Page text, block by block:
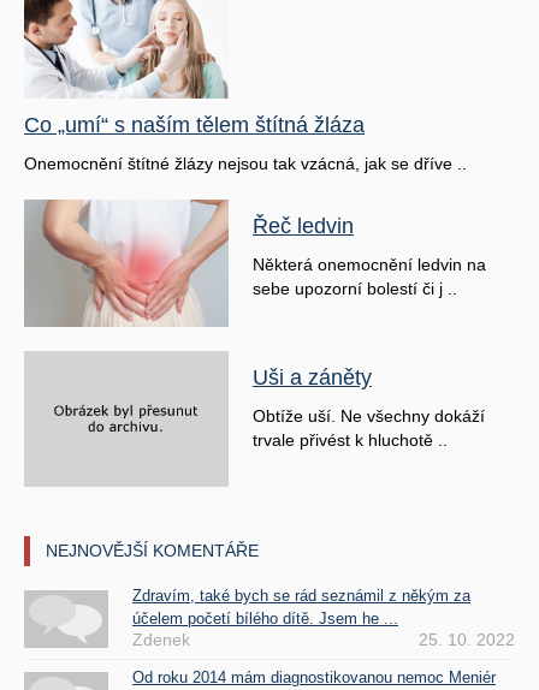
Co „umí“ s naším tělem štítná žláza
Onemocnění štítné žlázy nejsou tak vzácná, jak se dříve ..
Řeč ledvin
Některá onemocnění ledvin na
sebe upozorní bolestí či j ..
Uši a záněty
Obtíže uší. Ne všechny dokáží
trvale přivést k hluchotě ..
NEJNOVĚJŠÍ KOMENTÁŘE
Zdravím, také bych se rád seznámil z někým za
účelem početí bílého dítě. Jsem he ...
Zdenek 25. 10. 2022
Od roku 2014 mám diagnostikovanou nemoc Meniér